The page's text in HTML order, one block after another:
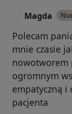
Magda
Polecam
mnie czasie
nowotworem
ogromnym
empatyczną
pacjenta